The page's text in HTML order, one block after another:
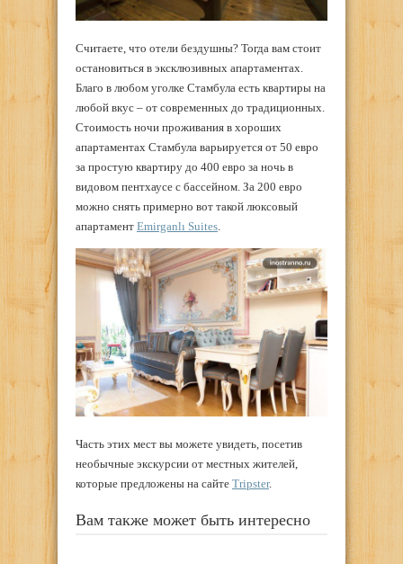
Считаете, что отели бездушны? Тогда вам стоит
остановиться в эксклюзивных апартаментах.
Благо в любом уголке Стамбула есть квартиры на
любой вкус – от современных до традиционных.
Стоимость ночи проживания в хороших
апартаментах Стамбула варьируется от 50 евро
за простую квартиру до 400 евро за ночь в
видовом пентхаусе с бассейном. За 200 евро
можно снять примерно вот такой люксовый
апартамент Emirganlı Suites
Часть этих мест вы можете увидеть, посетив
необычные экскурсии от местных жителей,
которые предложены на сайте Tripster.
Вам также может быть интересно